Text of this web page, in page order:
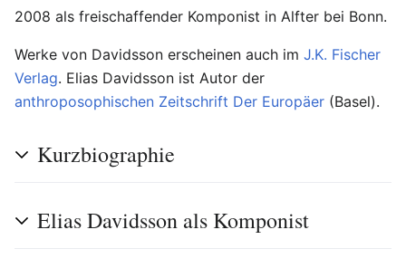
2008 als freischaffender Komponist in Alfter bei Bonn.
Werke von Davidsson erscheinen auch im J.K. Fischer
Verlag. Elias Davidsson ist Autor der
anthroposophischen Zeitschrift Der Europäer (Basel).
Kurzbiographie
Elias Davidsson als Komponist